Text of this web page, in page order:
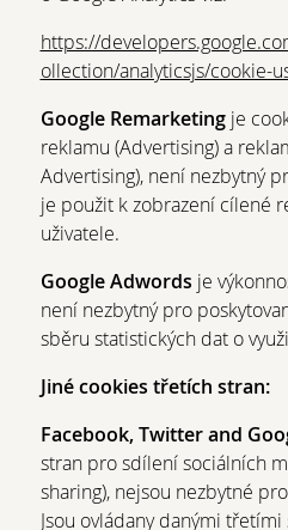
https://
ollection/analyticsjs/cookie-
Google Remarketingje
reklamu (Advertising) a
Advertising), není nezbytný
je použit k zobrazení cílené
uživatele.
Google Adwords je
není nezbytný pro
sběru statistických dat o
Jiné cookies třetích stran:
Facebook, Twitter and
stran pro sdílení sociálních
sharing), nejsou nezbytné
Jsou ovládany danými třetími